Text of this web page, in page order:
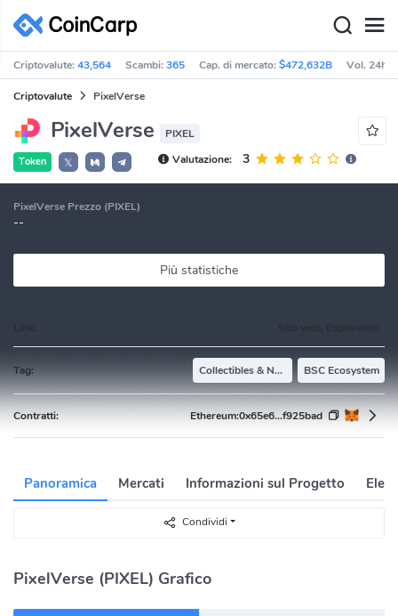
Criptovalute:43,564 Scambi:365 Cap. di mercato:$472,632B Vol. 24h:
Criptovalute PixelVerse
PixelVerse PIXEL
Token 𝕏 Valutazione: 3
PixelVerse Prezzo (PIXEL)
--
Più statistiche
Tag: Collectibles & NFTs BSC Ecosystem
Contratti: Ethereum:0x65e6...f925bad
Panoramica Mercati Informazioni sul Progetto
Condividi
PixelVerse (PIXEL) Grafico